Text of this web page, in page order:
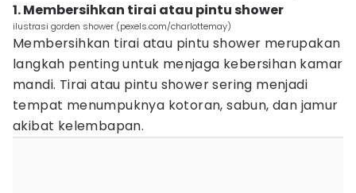
1. Membersihkan tirai atau pintu shower
ilustrasi gorden shower (pexels.com/charlottemay)
Membersihkan tirai atau pintu shower merupakan
langkah penting untuk menjaga kebersihan kamar
mandi. Tirai atau pintu shower sering menjadi
tempat menumpuknya kotoran, sabun, dan jamur
akibat kelembapan.